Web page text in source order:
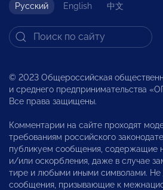
Русский English 中文
© 2023 Общероссийская
и среднего предпринимательства
Все права защищены.
Комментарии на сайте проходят
требованиям российского
публикуем сообщения, содержащие
и/или оскорбления, даже в случае
тире и любыми иными символами. Не
сообщения, призывающие к